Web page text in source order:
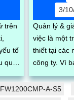
trên
tố
quả
3/
Quản lý &
việc là một
thiết tại các
công ty. Vì bạn sẽ không hề hay biết
nhân viên
việc nghiêm
A-S5